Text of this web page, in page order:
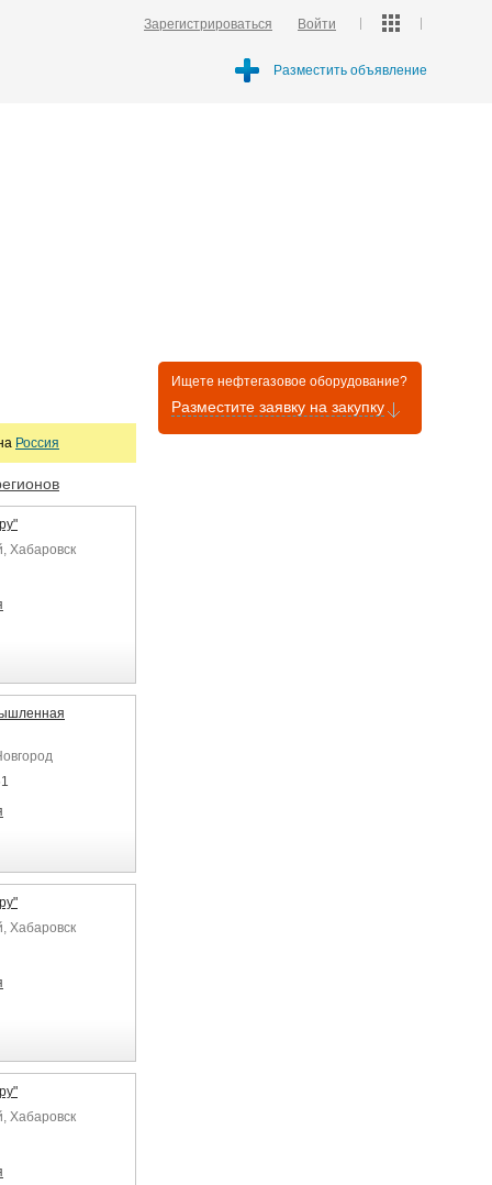
Зарегистрироваться Войти
Разместить объявление
Россия
Хабаровск
Хабаровск
Хабаровск
Ищете нефтегазовое оборудование?
Разместите заявку на закупку